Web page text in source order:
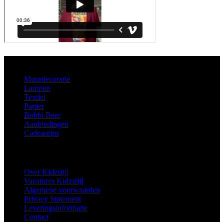
Muurdecoratie
Lampen
Textiel
Papier
Bobbi Beer
Aanbiedingen
Cadeautips
Over Kidzstijl
Vacatures Kidzstijl
Algemene voorwaarden
Privacy Statement
Leveringsinformatie
Contact